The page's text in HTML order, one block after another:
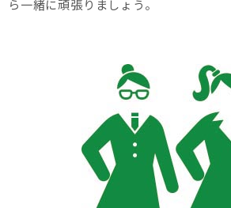
ら一緒に頑張りましょう。